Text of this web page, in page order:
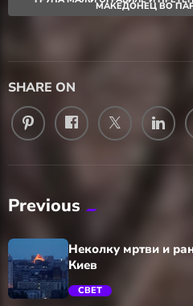
МАКЕДОНЕЦ ВО
SHARE ON
Previous
Неколку мртви и
Киев
СВЕТ